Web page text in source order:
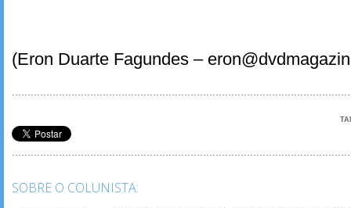
(Eron Duarte Fagundes –
SOBRE O COLUNISTA: